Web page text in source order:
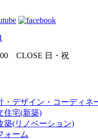
CLOSE 日・祝
・デザイン・コーディネ
住宅(新築)
築(リノベーション)
ォーム